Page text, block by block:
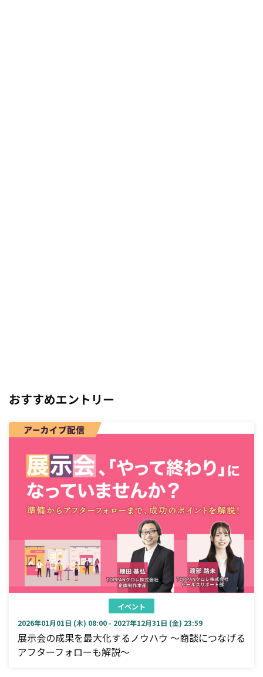
おすすめエントリー
イベント
2026年01月01日 (木) 08:00 - 2027年12月31日 (金) 23:59
展示会の成果を最大化するノウハウ ～商談につなげる
アフターフォローも解説～